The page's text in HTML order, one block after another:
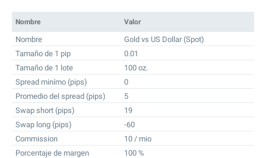
Nombre Valor
Nombre
Gold vs US Dollar (Spot)
Tamaño de 1 pip
0.01
Tamaño de 1 lote
100 oz.
Spread minímo (pips)
0
Promedio del spread (pips)
5
Swap short (pips)
19
Swap long (pips)
-60
Commission
10 / mio
Porcentaje de margen
100 %